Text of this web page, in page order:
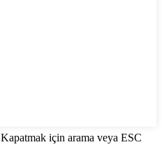
Kapatmak için arama veya ESC